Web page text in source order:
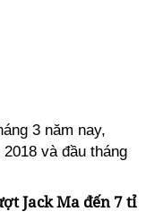
3 năm nay,
và đầu tháng
Jack Ma đến 7 tỉ